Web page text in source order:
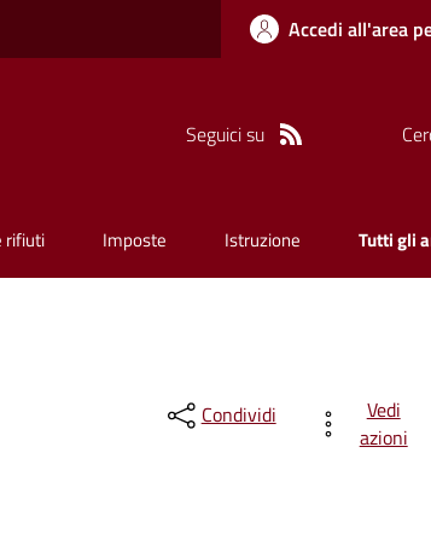
Accedi all'area
Seguici su
rifiuti Imposte Istruzione Tutti gli
Condividi
Vedi
azioni